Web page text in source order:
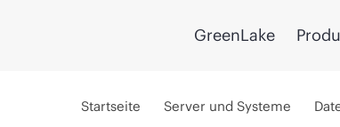
GreenLake
Startseite Server und Systeme